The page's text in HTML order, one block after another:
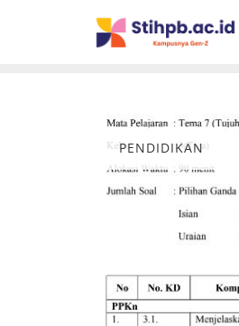
PENDIDIKAN